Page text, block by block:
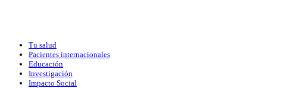
Tu salud
Pacientes internacionales
Educación
Investigación
Impacto Social